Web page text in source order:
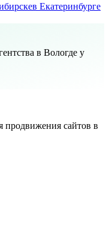
в Екатеринбурге
в Вологде у
продвижения сайтов в